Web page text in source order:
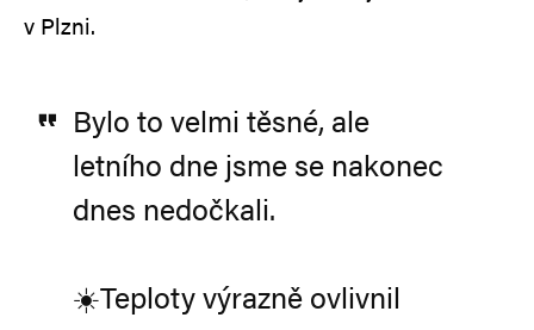
v Plzni.
Bylo to velmi těsné, ale
letního dne jsme se nakonec
dnes nedočkali.
☀️Teploty výrazně ovlivnil